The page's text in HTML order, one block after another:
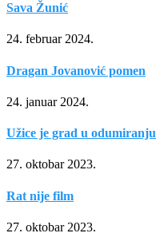
Sava Žunić
24. februar 2024.
Dragan Jovanović pomen
24. januar 2024.
Užice je grad u odumiranju
27. oktobar 2023.
Rat nije film
27. oktobar 2023.